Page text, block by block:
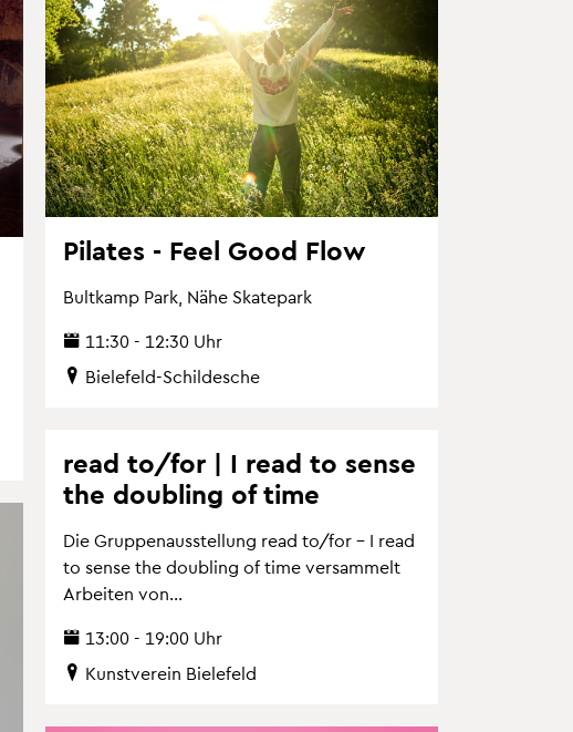
Pi­la­tes - Feel Good Flow
Bult­kamp Park, Nähe Skate­park
11:30 - 12:30 Uhr
Bie­le­feld-Schil­desche
read to/for | I read to sense
the dou­bling of time
Die Grup­pen­aus­stel­lung read to/for – I read
to sense the dou­bling of time ver­sam­melt
Ar­bei­ten von...
13:00 - 19:00 Uhr
Kunst­ver­ein Bie­le­feld